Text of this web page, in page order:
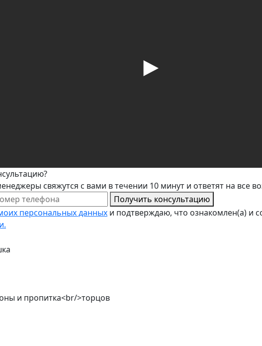
свяжутся с вами в течении 10 минут и ответят на все
Получить консультацию
персональных данных и подтверждаю, что ознакомлен(а) и